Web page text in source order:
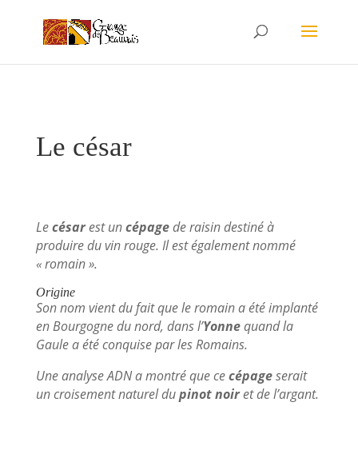
Le césar
Lecésarest uncépagede raisin destiné à
produire du vin rouge. Il est également nommé
« romain ».
Origine
Son nom vient du fait que le romain a été implanté
en Bourgogne du nord, dans l’Yonnequand la
Gaule a été conquise par les Romains.
Une analyse ADN a montré que cecépageserait
un croisement naturel dupinot noiret de l’argant.